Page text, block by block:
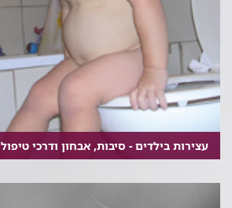
עצירות בילדים - סיבות, אבחון ודרכי טיפול